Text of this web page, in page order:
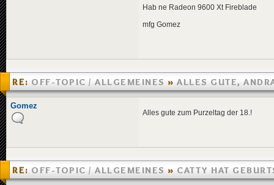
Hab ne Radeon 9600 Xt Fireblade
mfg Gomez
RE: OFF-TOPIC / ALLGEMEINES » ALLES GUTE,
»30.09.2005 17:43
Gomez
Alles gute zum Purzeltag der 18.!
RE: OFF-TOPIC / ALLGEMEINES » CATTY HAT